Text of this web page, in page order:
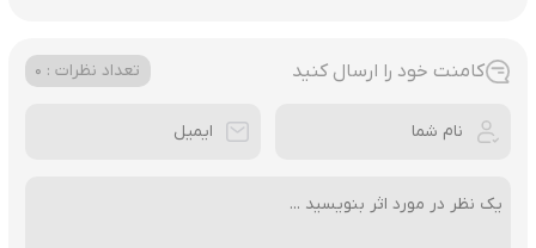
کامنت خود را ارسال کنید تعداد نظرات : 0